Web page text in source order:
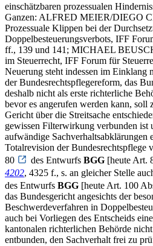
einschätzbaren prozessualen
Ganzen: ALFRED MEIER/DIEGO
Prozessuale Klippen bei der
Doppelbesteuerungsverbots, IFF
ff., 139 und 141; MICHAEL
im Steuerrecht, IFF Forum für
Neuerung steht indessen im Einklang
der Bundesrechtspflegereform, das
deshalb nicht als erste richterliche
bevor es angerufen werden kann, soll
Gericht über die Streitsache
gewissen Filterwirkung verbunden ist
aufwändige Sachverhaltsabklärungen
Totalrevision der Bundesrechtspflege
80
des Entwurfs BGG [heute Art.
4202, 4325 f., s. an gleicher Stelle
des Entwurfs BGG [heute Art. 100
das Bundesgericht angesichts der
Beschwerdeverfahren in
auch bei Vorliegen des Entscheids
kantonalen richterlichen Behörde
entbunden, den Sachverhalt frei zu